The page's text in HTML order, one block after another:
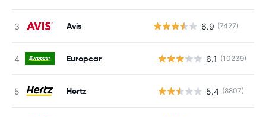
Avis 6.9 (7427)
Europcar 6.1 (10239)
Hertz 5.4 (8807)